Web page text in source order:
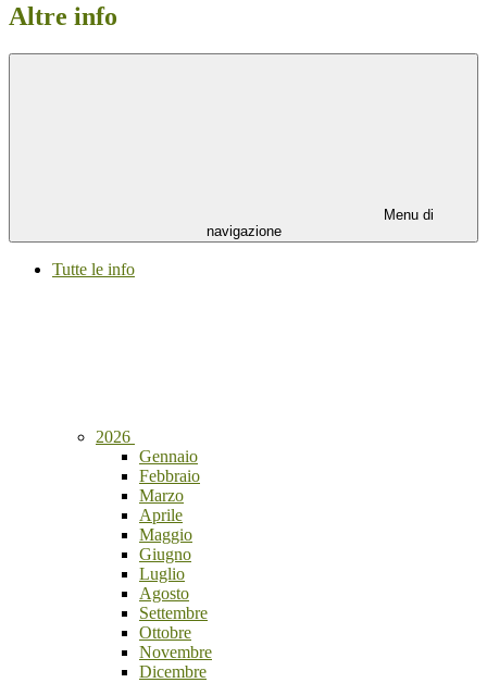
Altre info
Menu di
navigazione
Tutte le info
2026
Gennaio
Febbraio
Marzo
Aprile
Maggio
Giugno
Luglio
Agosto
Settembre
Ottobre
Novembre
Dicembre